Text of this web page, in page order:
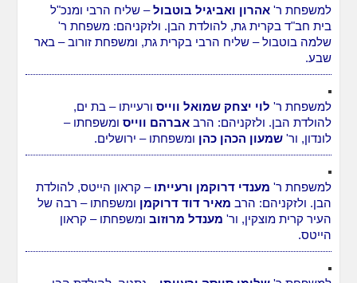
למשפחת ר'אהרון ואביגיל בוטבול– שליח הרבי ומנכ"ל
בית חב"ד בקרית גת, להולדת הבן. ולזקניהם: משפחת ר'
שלמה בוטבול – שליח הרבי בקרית גת, ומשפחת זורוב – באר
שבע.
למשפחת ר' לוי יצחק שמואל ווייס ורעייתו – בת ים,
להולדת הבן. ולזקניהם: הרבאברהם ווייס ומשפחתו –
לונדון, ור'שמעון הכהן כהן ומשפחתו – ירושלים.
למשפחת ר' מענדי דרוקמן ורעייתו – קראון הייטס, להולדת
הבן. ולזקניהם: הרב מאיר דוד דרוקמן ומשפחתו – רבה של
העיר קרית מוצקין, ור' מענדל מרוזוב ומשפחתו – קראון
הייטס.